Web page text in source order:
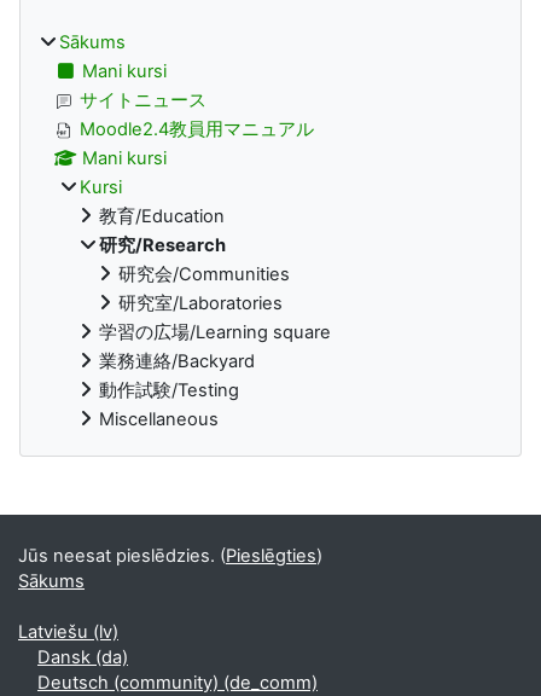
Sākums
Mani kursi
サイトニュース
Moodle2.4教員用マニュアル
Mani kursi
Kursi
教育/Education
研究/Research
研究会/Communities
研究室/Laboratories
学習の広場/Learning square
業務連絡/Backyard
動作試験/Testing
Miscellaneous
Supplementary blocks
Jūs neesat pieslēdzies. (Pieslēgties)
Sākums
Latviešu ‎(lv)‎
Dansk ‎(da)‎
Deutsch (community) ‎(de_comm)‎